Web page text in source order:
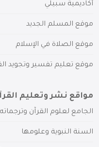
أكاديمية سبيلي
موقع المسلم الجديد
موقع الصلاة في الإسلام
موقع تعليم تفسير وتجويد
مواقع نشر وتعليم
الجامع لعلوم القرآن وترجماته
السنة النبوية وعلومها